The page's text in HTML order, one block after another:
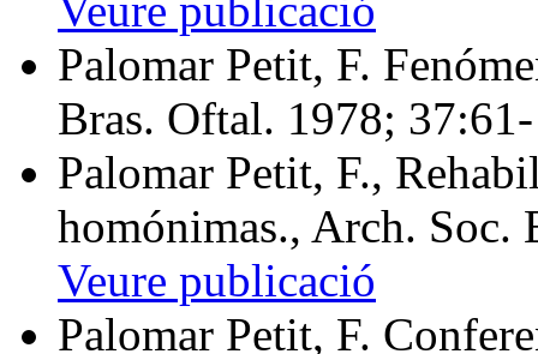
Palomar Petit, F.
Bras. Oftal. 1978;
Palomar Petit, F.,
homónimas., Arch. Soc.
Veure publicació
Palomar Petit, F.